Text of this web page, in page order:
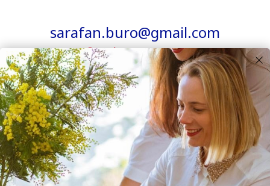
sarafan.buro@gmail.com
@sarafan.buro(Instagram)